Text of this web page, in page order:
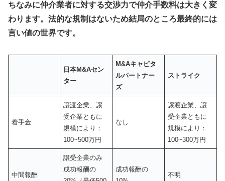
ちなみに仲介業者に対する交渉力で仲介手数料は大きく変
わります。法的な規制はないため結局のところ最終的には
言い値の世界です。
日本M&Aセン
ター
M&Aキャピタ
ルパートナー
ズ
ストライク
着手金
譲渡企業、譲
受企業ともに
規模により：
100~500万円
なし
譲渡企業、譲
受企業ともに
規模により：
100~300万円
中間報酬
譲受企業のみ
成功報酬の
成功報酬の
不明